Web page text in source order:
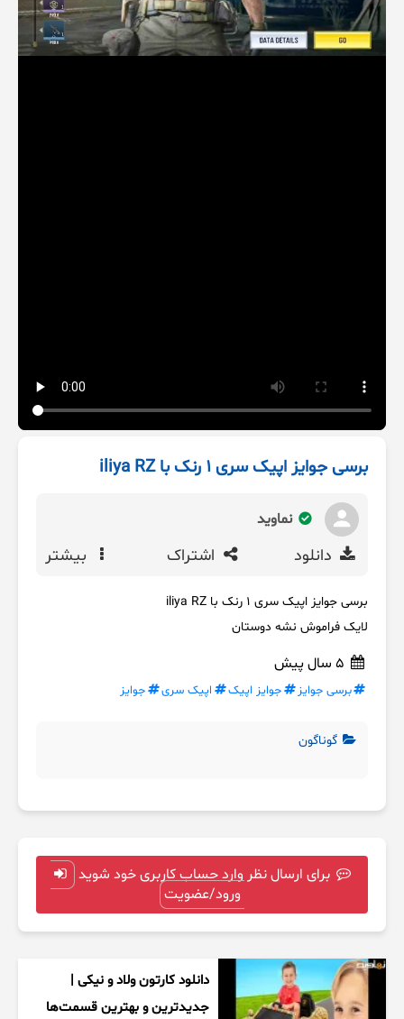
برسی جوایز اپیک سری ۱ رنک با iliya RZ
نماوید
دانلود اشتراک بیشتر
برسی جوایز اپیک سری ۱ رنک با iliya RZ
لایک فراموش نشه دوستان
برسی جوایز جوایز اپیک اپیک سری جوایز
گوناگون
برای ارسال نظر وارد حساب کاربری خود شوید
ورود/عضویت
دانلود کارتون ولاد و نیکی |
جدیدترین و بهترین قسمت‌ها